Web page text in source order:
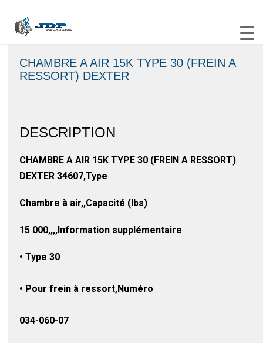
CHAMBRE A AIR 15K TYPE 30 (FREIN A
RESSORT) DEXTER
DESCRIPTION
CHAMBRE A AIR 15K TYPE 30 (FREIN A RESSORT)
DEXTER 34607,Type
Chambre à air,,Capacité (lbs)
15 000,,,,Information supplémentaire
• Type 30
• Pour frein à ressort,Numéro
034-060-07